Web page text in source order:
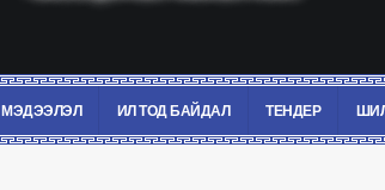
МЭДЭЭЛЭЛ ИЛ ТОД БАЙДАЛ ТЕНДЕР